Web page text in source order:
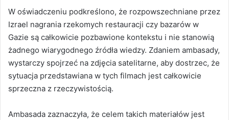
W oświadczeniu podkreślono, że rozpowszechniane przez
Izrael nagrania rzekomych restauracji czy bazarów w
Gazie są całkowicie pozbawione kontekstu i nie stanowią
żadnego wiarygodnego źródła wiedzy. Zdaniem ambasady,
wystarczy spojrzeć na zdjęcia satelitarne, aby dostrzec, że
sytuacja przedstawiana w tych filmach jest całkowicie
sprzeczna z rzeczywistością.
Ambasada zaznaczyła, że celem takich materiałów jest